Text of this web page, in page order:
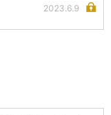
2023.6.9